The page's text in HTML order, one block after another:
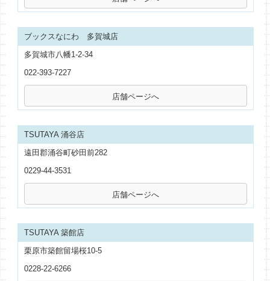
ブックスなにわ 多賀城店
多賀城市八幡1-2-34
022-393-7227
TSUTAYA 涌谷店
遠田郡涌谷町砂田前282
0229-44-3531
TSUTAYA 築館店
栗原市築館留場桜10-5
0228-22-6266